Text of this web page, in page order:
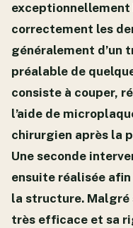
exceptionnellement
correctement les
généralement
préalable de
consiste à couper,
l’aide de
chirurgien après la
Une seconde
ensuite réalisée
la structure. Malgré
très efficace et sa